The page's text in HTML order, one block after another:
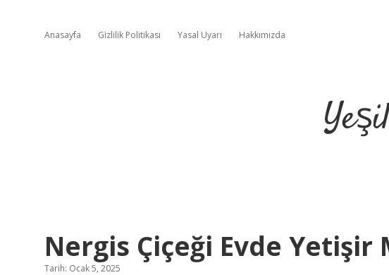
Anasayfa Gizlilik Politikası Yasal Uyarı Hakkımızda
Nergis Çiçeği Evde Yetişir
Tarih: Ocak 5, 2025